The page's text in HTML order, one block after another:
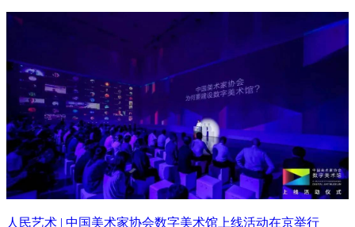
人民艺术 | 中国美术家协会数字美术馆上线活动在京举行